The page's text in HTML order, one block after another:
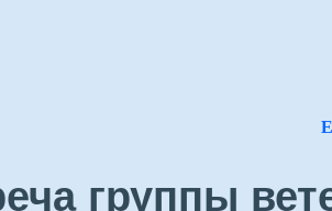
группы